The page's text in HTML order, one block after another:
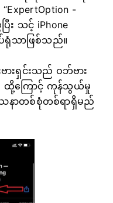
“ExpertOption -
း သင့် iPhone
ရုံသာဖြစ်သည်။
းရှင်းသည် ဝဘ်ဗား
ထို့ကြောင့် ကုန်သွယ်မှု
ဿနာတစ်စုံတစ်ရာရှိမည်